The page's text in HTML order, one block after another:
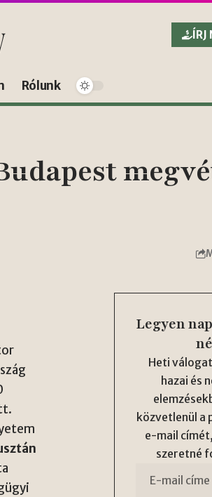
ÍRJ
Rólunk
Legyen
Heti
hazai és
közvetlenül a
e-mail
szeretné